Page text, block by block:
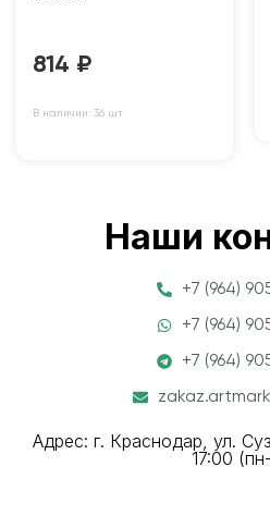
814 ₽
В наличии: 36 шт
Наши
+7 (964)
+7 (964)
+7 (964)
Адрес: г. Краснодар, ул.
17:00